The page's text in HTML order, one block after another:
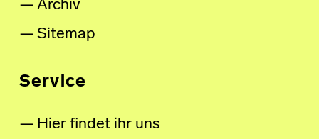
Archiv
Sitemap
Service
Hier findet ihr uns